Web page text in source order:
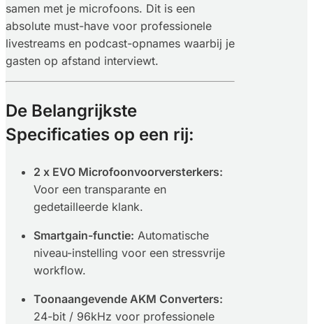
samen met je microfoons. Dit is een
absolute must-have voor professionele
livestreams en podcast-opnames waarbij je
gasten op afstand interviewt.
De Belangrijkste
Specificaties op een rij:
2 x EVO Microfoonvoorversterkers:
Voor een transparante en
gedetailleerde klank.
Smartgain-functie: Automatische
niveau-instelling voor een stressvrije
workflow.
Toonaangevende AKM Converters:
24-bit / 96kHz voor professionele